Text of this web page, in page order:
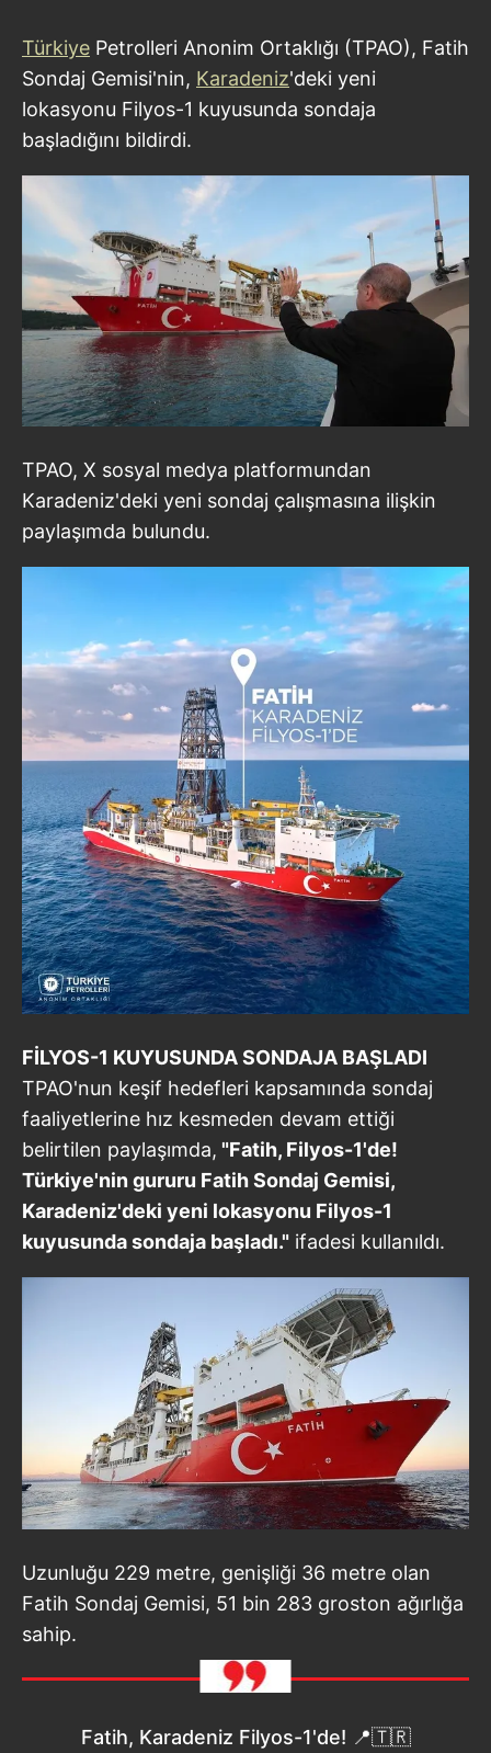
Türkiye Petrolleri Anonim Ortaklığı (TPAO), Fatih
Sondaj Gemisi'nin, Karadeniz'deki yeni
lokasyonu Filyos-1 kuyusunda sondaja
başladığını bildirdi.
TPAO, X sosyal medya platformundan
Karadeniz'deki yeni sondaj çalışmasına ilişkin
paylaşımda bulundu.
FİLYOS-1 KUYUSUNDA SONDAJA BAŞLADI
TPAO'nun keşif hedefleri kapsamında sondaj
faaliyetlerine hız kesmeden devam ettiği
belirtilen paylaşımda, "Fatih, Filyos-1'de!
Türkiye'nin gururu Fatih Sondaj Gemisi,
Karadeniz'deki yeni lokasyonu Filyos-1
kuyusunda sondaja başladı." ifadesi kullanıldı.
Uzunluğu 229 metre, genişliği 36 metre olan
Fatih Sondaj Gemisi, 51 bin 283 groston ağırlığa
sahip.
Fatih, Karadeniz Filyos-1'de! 📍🇹🇷